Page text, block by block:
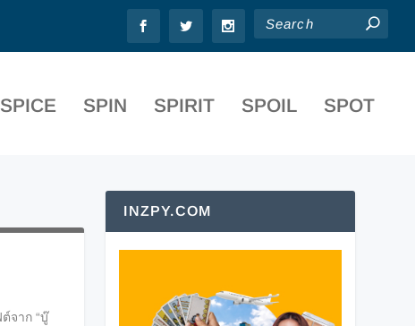
SPICE SPIN SPIRIT SPOIL SPOT
จาก “บู๊
INZPY.COM